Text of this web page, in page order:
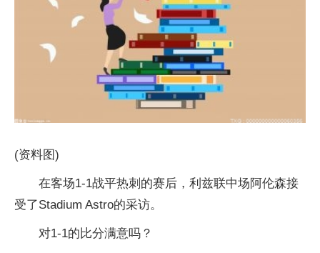
(资料图)
在客场1-1战平热刺的赛后，利兹联中场阿伦森接
受了Stadium Astro的采访。
对1-1的比分满意吗？